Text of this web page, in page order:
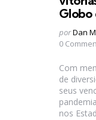
Globo
Postado
por
porDan
0
Com
de
seus
nos